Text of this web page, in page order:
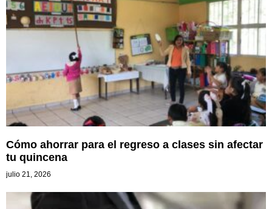
Cómo ahorrar para el regreso a clases sin afectar
tu quincena
julio 21, 2026